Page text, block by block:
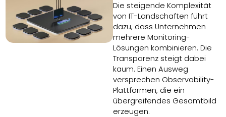
Die steigende Komplexität
von IT-Landschaften führt
dazu, dass Unternehmen
mehrere Monitoring-
Lösungen kombinieren. Die
Transparenz steigt dabei
kaum. Einen Ausweg
versprechen Observability-
Plattformen, die ein
übergreifendes Gesamtbild
erzeugen.